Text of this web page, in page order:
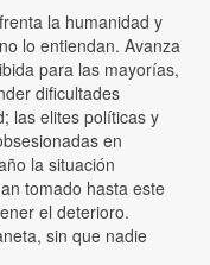
la humanidad y
lo entiendan. Avanza
para las mayorías,
dificultades
las elites políticas y
en
la situación
tomado hasta este
el deterioro.
sin que nadie